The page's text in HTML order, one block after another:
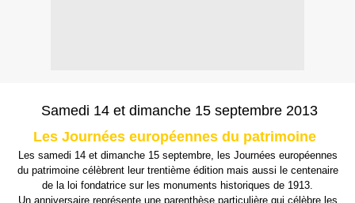
Samedi 14 et dimanche 15 septembre 2013
Les Journées européennes du patrimoine
Les samedi 14 et dimanche 15 septembre, les Journées européennes
du patrimoine célèbrent leur trentième édition mais aussi le centenaire
de la loi fondatrice sur les monuments historiques de 1913.
Un anniversaire représente une parenthèse particulière qui célèbre les